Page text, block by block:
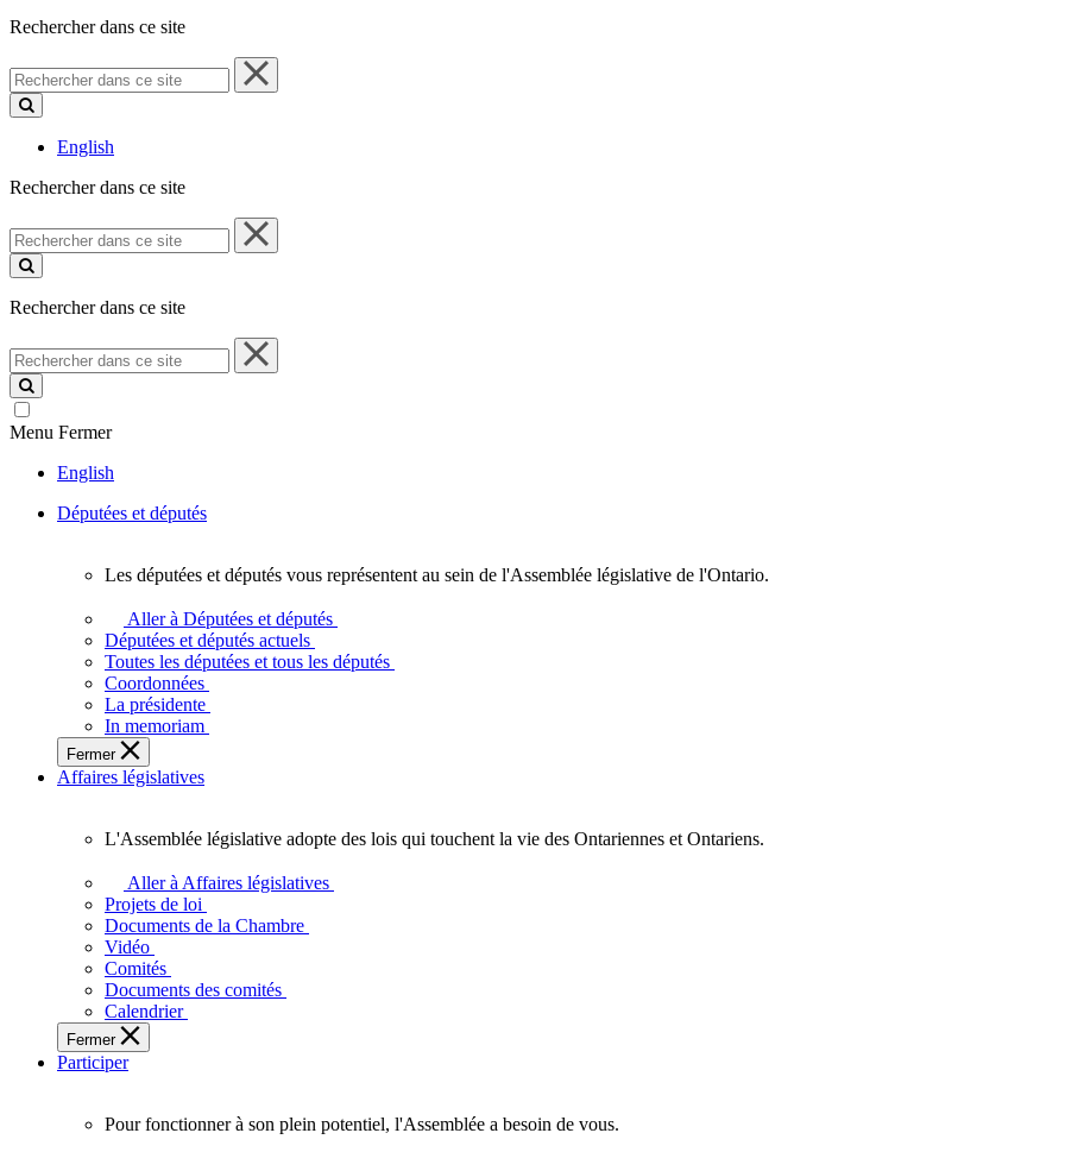
Rechercher dans ce site
Rechercher
dans
ce
English
Rechercher dans ce site
Rechercher
dans
ce
Rechercher dans ce site
Rechercher
dans
ce
site
Menu Fermer
English
Députées et députés
députées
députés
vous
représentent
sein
de
l'Assemblée
l'Ontario.
Les députées et députés vous représentent au sein de l'Assemblée législative de l'Ontario.
Aller à Députées et députés
Députées et députés actuels
Toutes les députées et tous les députés
Coordonnées
La présidente
In memoriam
Fermer
Affaires législatives
législative
adopte
touchent
vie
des
Ontariennes
Ontariens.
L'Assemblée législative adopte des lois qui touchent la vie des Ontariennes et Ontariens.
Aller à Affaires législatives
Projets de loi
Documents de la Chambre
Vidéo
Comités
Documents des comités
Calendrier
Fermer
Participer
Pour fonctionner à son plein potentiel, l'Assemblée a besoin de vous.